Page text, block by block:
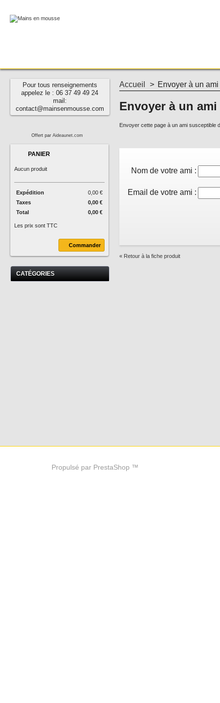
Accueil > Envoyer à un ami
Envoyer à un ami
Envoyer cette page à un ami susceptible
Nom de votre ami :
Email de votre ami :
« Retour à la fiche produit
Pour tous renseignements
appelez le : 06 37 49 49 24
mail:
contact@mainsenmousse.com
Offert par Aideaunet.com
PANIER
Aucun produit
Expédition
0,00 €
Taxes
0,00 €
Total
0,00 €
Les prix sont TTC
Commander
CATÉGORIES
Propulsé par PrestaShop ™